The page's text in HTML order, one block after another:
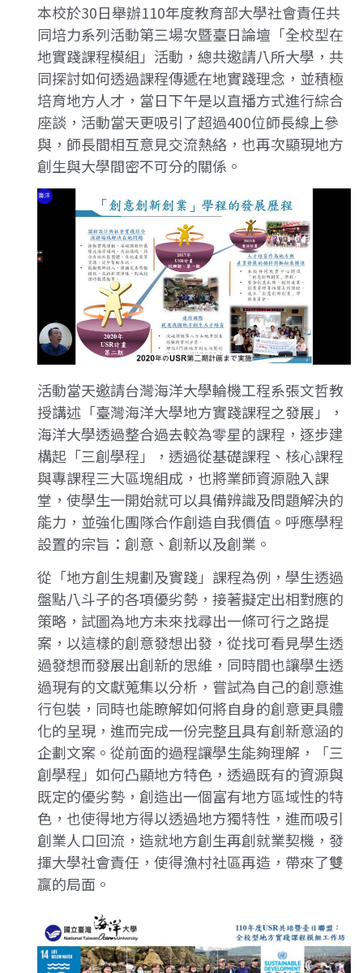
本校於30日舉辦110年度教育部大學社會責任共
同培力系列活動第三場次暨臺日論壇「全校型在
地實踐課程模組」活動，總共邀請八所大學，共
同探討如何透過課程傳遞在地實踐理念，並積極
培育地方人才，當日下午是以直播方式進行綜合
座談，活動當天更吸引了超過400位師長線上參
與，師長間相互意見交流熱絡，也再次顯現地方
創生與大學間密不可分的關係。
活動當天邀請台灣海洋大學輪機工程系張文哲教
授講述「臺灣海洋大學地方實踐課程之發展」，
海洋大學透過整合過去較為零星的課程，逐步建
構起「三創學程」，透過從基礎課程、核心課程
與專課程三大區塊組成，也將業師資源融入課
堂，使學生一開始就可以具備辨識及問題解決的
能力，並強化團隊合作創造自我價值。呼應學程
設置的宗旨：創意、創新以及創業。
從「地方創生規劃及實踐」課程為例，學生透過
盤點八斗子的各項優劣勢，接著擬定出相對應的
策略，試圖為地方未來找尋出一條可行之路提
案，以這樣的創意發想出發，從找可看見學生透
過發想而發展出創新的思維，同時間也讓學生透
過現有的文獻蒐集以分析，嘗試為自己的創意進
行包裝，同時也能瞭解如何將自身的創意更具體
化的呈現，進而完成一份完整且具有創新意涵的
企劃文案。從前面的過程讓學生能夠理解，「三
創學程」如何凸顯地方特色，透過既有的資源與
既定的優劣勢，創造出一個富有地方區域性的特
色，也使得地方得以透過地方獨特性，進而吸引
創業人口回流，造就地方創生再創就業契機，發
揮大學社會責任，使得漁村社區再造，帶來了雙
贏的局面。